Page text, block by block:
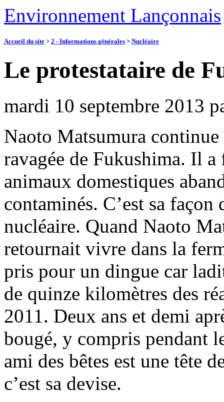
Environnement Lançonnais
Accueil du site > 2 - Informations générales > Nucléaire
Le protestataire de
mardi 10 septembre 2013
Naoto Matsumura
ravagée de Fukushima. Il
animaux domestiques
contaminés. C’est sa
nucléaire. Quand Naoto
retournait vivre dans la
pris pour un dingue car
de quinze kilomètres des
2011. Deux ans et demi
bougé, y compris pendant
ami des bêtes est une tête
c’est sa devise.